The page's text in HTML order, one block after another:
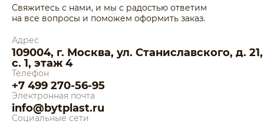
Свяжитесь с нами, и мы с радостью ответим
на все вопросы и поможем оформить заказ.
Адрес
109004, г. Москва, ул. Станиславского, д. 21,
с. 1, этаж 4
Телефон
+7 499 270-56-95
Электронная почта
info@bytplast.ru
Социальные сети